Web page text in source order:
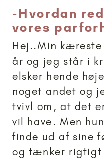
-Hvordan
vores
Hej..Min kæreste
år og jeg står i
elsker hende
noget andet og
tvivl om, at det
vil have. Men
finde ud af sine
og tænker rigtigt